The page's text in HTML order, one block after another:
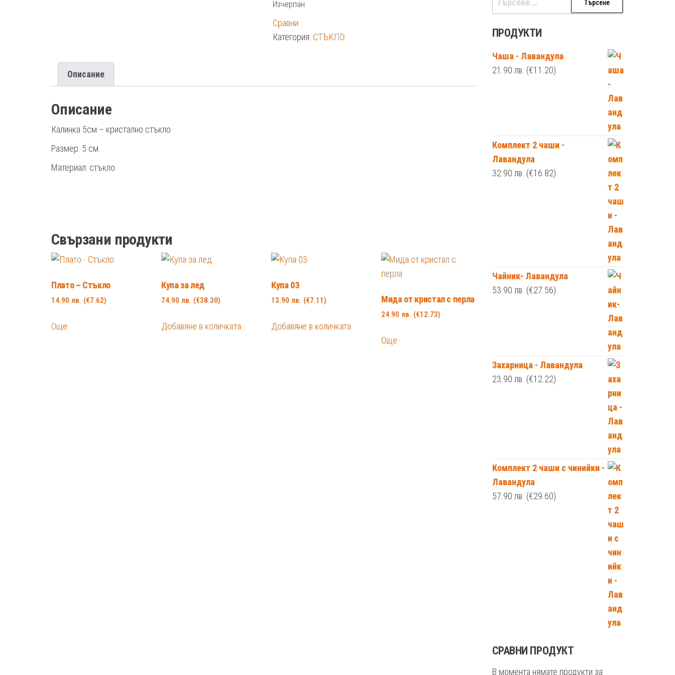
Изчерпан
Сравни
Категория: СТЪКЛО
Описание
Описание
Калинка 5см – кристално стъкло
Размер: 5 см
Материал: стъкло.
Свързани продукти
Плато – Стъкло
14.90 лв. (€7.62)
Още
Купа за лед
74.90лв. (€38.30)
Добавяне в количката
Купа 03
13.90лв. (€7.11)
Добавяне в количката
Мида от кристал с перла
24.90лв. (€12.73)
Още
за:
ПРОДУКТИ
Чаша - Лавандула
21.90 лв. (€11.20)
Комплект 2 чаши -
Лавандула
32.90 лв. (€16.82)
Чайник- Лавандула
53.90 лв. (€27.56)
Захарница - Лавандула
23.90 лв. (€12.22)
Комплект 2 чаши с чинийки -
Лавандула
57.90 лв. (€29.60)
СРАВНИ ПРОДУКТ
В момента нямате продукти за